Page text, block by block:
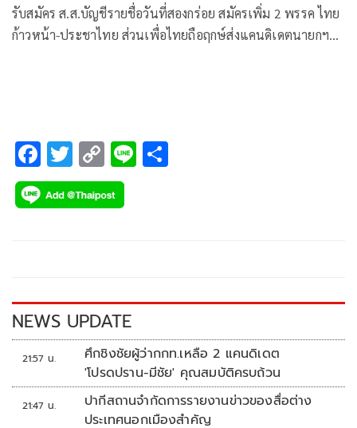
รับสมัคร ส.ส.บัญชีรายชื่อวันที่สองกร่อย สมัครเพิ่ม 2 พรรค ไทย
ก้าวหน้า-ประชาไทย ส่วนเพื่อไทยถือฤกษ์ส่งแคนดิเดตนายกฯ
F
ac
e
k
T
wi
tt
C
o
p
k
Li
NEWS UPDATE
21:57 น.
ศึกชิงชัยผู้ว่ากกท.เหลือ 2 แคนดิเดต
'โปรดปราน-มีชัย' คุณสมบัติครบถ้วน
21:47 น.
ปากีสถานจำกัดการรายงานข่าวของสื่อต่าง
ประเทศนอกเมืองสำคัญ